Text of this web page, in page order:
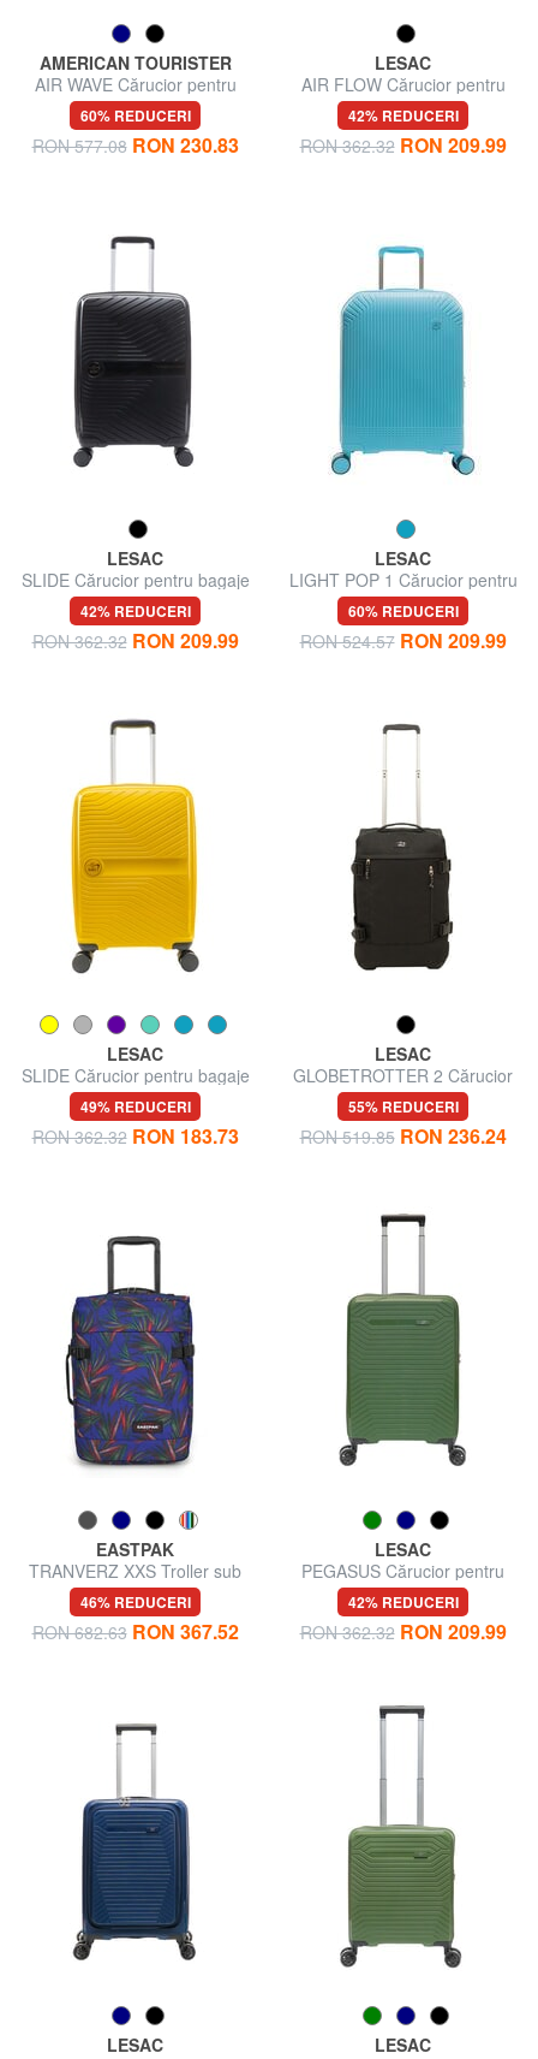
AMERICAN TOURISTER
AIR WAVE Cărucior pentru
bagaje de mână
60% REDUCERI
RON 577.08 RON 230.83
LESAC
AIR FLOW Cărucior pentru
bagaje de mână
42% REDUCERI
RON 362.32 RON 209.99
LESAC
SLIDE Cărucior pentru bagaje
de mână
42% REDUCERI
RON 362.32 RON 209.99
LESAC
LIGHT POP 1 Cărucior pentru
bagaje de mână
60% REDUCERI
RON 524.57 RON 209.99
LESAC
SLIDE Cărucior pentru bagaje
de mână
49% REDUCERI
RON 362.32 RON 183.73
LESAC
GLOBETROTTER 2 Cărucior
pentru bagaje de mână
55% REDUCERI
RON 519.85 RON 236.24
EASTPAK
TRANVERZ XXS Troller sub
scaun
46% REDUCERI
RON 682.63 RON 367.52
LESAC
PEGASUS Cărucior pentru
bagaje de mână
42% REDUCERI
RON 362.32 RON 209.99
LESAC
LESAC